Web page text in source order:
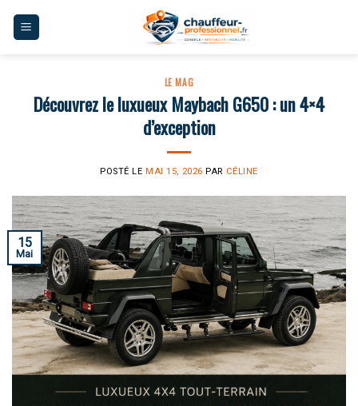
LE MAG
Découvrez le luxueux Maybach G650 : un 4×4
d’exception
POSTÉ LE MAI 15, 2026 PAR CÉLINE
15
Mai